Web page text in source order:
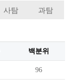
사탐 과탐
백분위
96